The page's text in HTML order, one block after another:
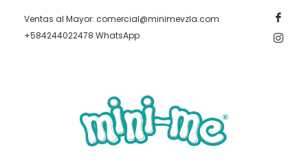
Ventas al Mayor: comercial@minimevzla.com
+584244022478 WhatsApp